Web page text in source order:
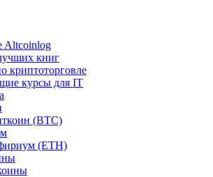
Altcoinlog
книг
криптоторговле
курсы для IT
(BTC)
(ETH)